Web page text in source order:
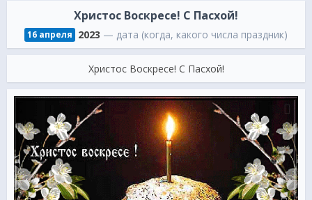
Христос Воскресе! С Пасхой!
16 апреля 2023 — дата (когда, какого числа праздник)
Христос Воскресе! С Пасхой!